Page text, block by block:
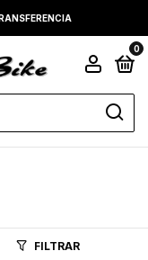
0
FILTRAR